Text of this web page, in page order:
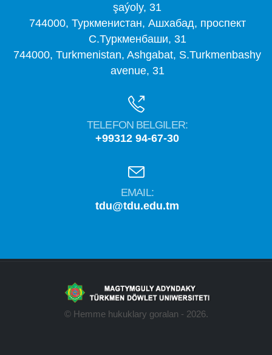
şaýoly, 31
744000, Туркменистан, Ашхабад, проспект
С.Туркменбаши, 31
744000, Turkmenistan, Ashgabat, S.Turkmenbashy
avenue, 31
TELEFON BELGILER:
+99312 94-67-30
EMAIL:
tdu@tdu.edu.tm
© Hemme hukuklary goralan - 2026.